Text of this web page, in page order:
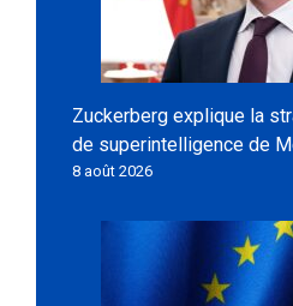
Zuckerberg explique la
de superintelligence de
8 août 2026